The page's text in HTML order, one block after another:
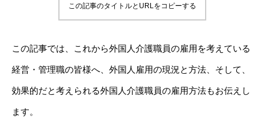
この記事のタイトルとURLをコピーする
この記事では、これから外国人介護職員の雇用を考えている
経営・管理職の皆様へ、外国人雇用の現況と方法、そして、
効果的だと考えられる外国人介護職員の雇用方法もお伝えし
ます。